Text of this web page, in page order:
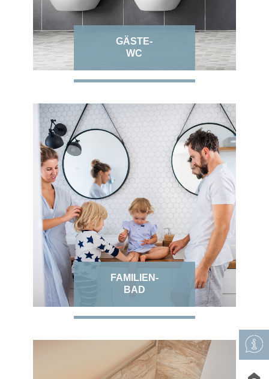
GÄSTE-
WC
FAMILIEN-
BAD